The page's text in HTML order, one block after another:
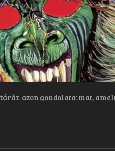
azon gondolataimat,